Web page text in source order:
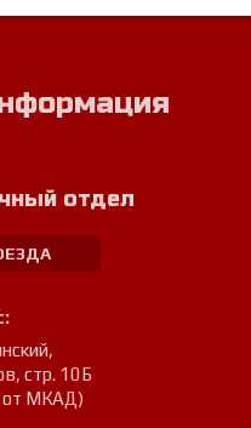
отдел
,
стр. 10Б
от МКАД)